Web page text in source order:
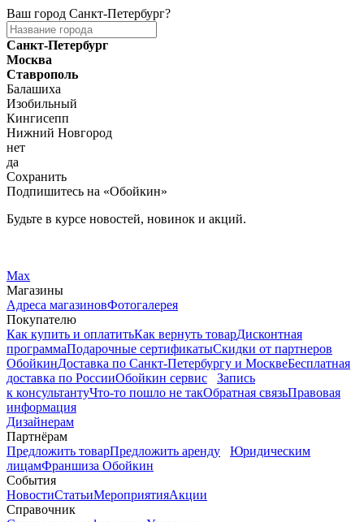
Ваш город Санкт-Петербург?
Санкт-Петербург
Москва
Ставрополь
Балашиха
Изобильный
Кингисепп
Нижний Новгород
нет
да
Сохранить
Подпишитесь на «Обойкин»
Будьте в курсе новостей, новинок и акций.
Max
Магазины
Адреса магазиновФотогалерея
Покупателю
Как купить и оплатитьКак вернуть товарДисконтная
программаПодарочные сертификатыСкидки от партнеров
ОбойкинДоставка по Санкт-Петербургу и МосквеБесплатная
доставка по РоссииОбойкин сервис
Запись
к консультантуЧто-то пошло не такОбратная связьПравовая
информация
Дизайнерам
Партнёрам
Предложить товарПредложить аренду
Юридическим
лицамФраншиза Обойкин
События
НовостиСтатьиМероприятияАкции
Справочник